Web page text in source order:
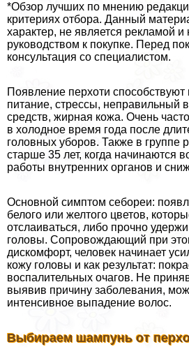
*Обзор лучших по мнению
критериях отбора. Данный
хаpaктер, не является рекламой и
руководством к покупке. Перед
консультация со специалистом.
Появление перхоти
питание, стрессы, неправильный
средств, жирная кожа. Очень
в холодное время года после
головных уборов. Также в группе
старше 35 лет, когда начинаются
работы внутренних органов и
Основной симптом себореи:
белого или желтого цветов,
отслаиваться, либо прочно
головы. Сопровождающий при
дискомфорт, человек начинает
кожу головы и как результат:
воспалительных очагов. Не
выявив причину заболевания,
интенсивное выпадение волос.
Выбираем шампунь от